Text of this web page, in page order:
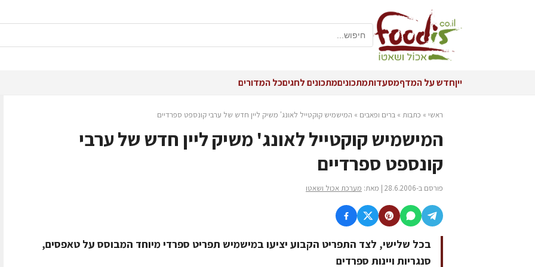
ייןחדש על המדףמסעדותמתכוניםמתכונים לחגיםכל המדורים
ראשי » כתבות » ברים ופאבים » המישמיש קוקטייל לאונג' משיק ליין חדש של ערבי קונספט ספרדיים
המישמיש קוקטייל לאונג' משיק ליין חדש של ערבי
קונספט ספרדיים
פורסם ב-28.6.2006 | מאת: מערכת אכול ושאטו
בכל שלישי, לצד התפריט הקבוע יציעו במישמיש תפריט ספרדי מיוחד המבוסס על טאפסים,
סנגריות ויינות ספרדים